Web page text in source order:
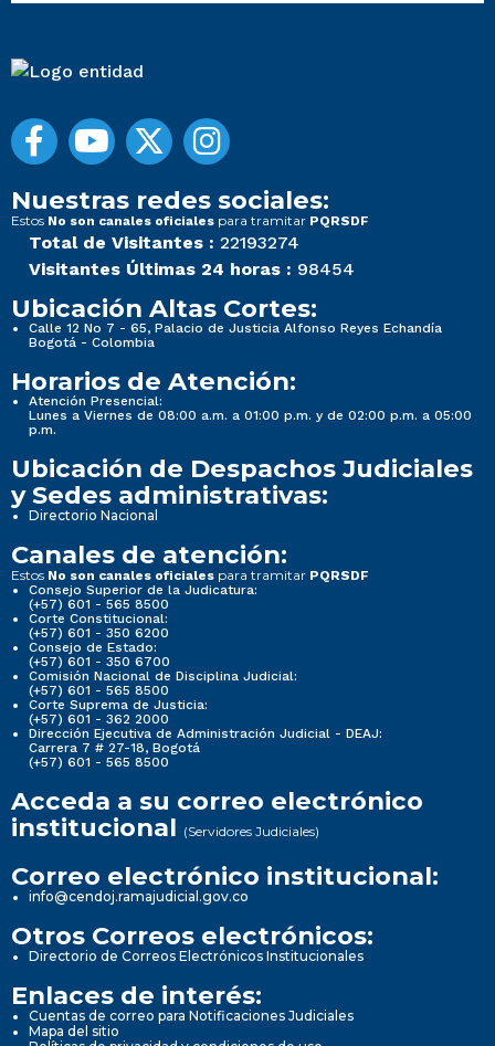
Nuestras redes sociales:
Estos No son canales oficiales para tramitar PQRSDF
Total de Visitantes : 22193274
Visitantes Últimas 24 horas : 98454
Ubicación Altas Cortes:
Calle 12 No 7 - 65, Palacio de Justicia Alfonso Reyes Echandía
Bogotá - Colombia
Horarios de Atención:
Atención Presencial:
Lunes a Viernes de 08:00 a.m. a 01:00 p.m. y de 02:00 p.m. a 05:00
p.m.
Ubicación de Despachos Judiciales
y Sedes administrativas:
Directorio Nacional
Canales de atención:
Estos No son canales oficiales para tramitar PQRSDF
Consejo Superior de la Judicatura:
(+57) 601 - 565 8500
Corte Constitucional:
(+57) 601 - 350 6200
Consejo de Estado:
(+57) 601 - 350 6700
Comisión Nacional de Disciplina Judicial:
(+57) 601 - 565 8500
Corte Suprema de Justicia:
(+57) 601 - 362 2000
Dirección Ejecutiva de Administración Judicial - DEAJ:
Carrera 7 # 27-18, Bogotá
(+57) 601 - 565 8500
Acceda a su correo electrónico
institucional (Servidores Judiciales)
Correo electrónico institucional:
info@cendoj.ramajudicial.gov.co
Otros Correos electrónicos:
Directorio de Correos Electrónicos Institucionales
Enlaces de interés:
Cuentas de correo para Notificaciones Judiciales
Mapa del sitio